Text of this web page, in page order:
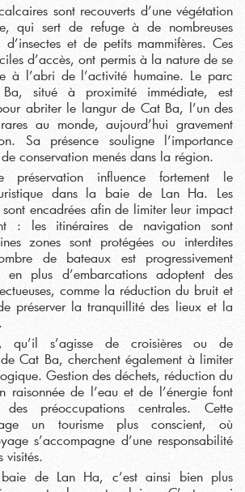
sont recouverts d’une végétation
qui sert de refuge à de nombreuses
d’insectes et de petits mammifères. Ces
d’accès, ont permis à la nature de se
à l’abri de l’activité humaine. Le parc
situé à proximité immédiate, est
abriter le langur de Cat Ba, l’un des
au monde, aujourd’hui gravement
Sa présence souligne l’importance
conservation menés dans la région.
préservation influence fortement le
dans la baie de Lan Ha. Les
encadrées afin de limiter leur impact
: les itinéraires de navigation sont
zones sont protégées ou interdites
de bateaux est progressivement
plus d’embarcations adoptent des
comme la réduction du bruit et
préserver la tranquillité des lieux et la
qu’il s’agisse de croisières ou de
Cat Ba, cherchent également à limiter
Gestion des déchets, réduction du
raisonnée de l’eau et de l’énergie font
préoccupations centrales. Cette
un tourisme plus conscient, où
s’accompagne d’une responsabilité
visités.
de Lan Ha, c’est ainsi bien plus